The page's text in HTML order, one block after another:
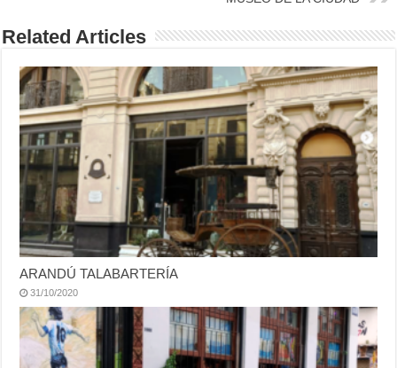
Related Articles
ARANDÚ TALABARTERÍA
31/10/2020